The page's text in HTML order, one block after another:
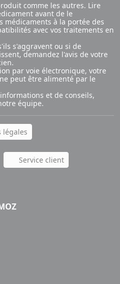
comme les autres. Lire
avant de le
médicaments à la portée des
avec vos traitements en
s'aggravent ou si de
demandez l'avis de votre
par voie électronique, votre
peut être alimenté par le
et de conseils,
équipe.
légales
Service client